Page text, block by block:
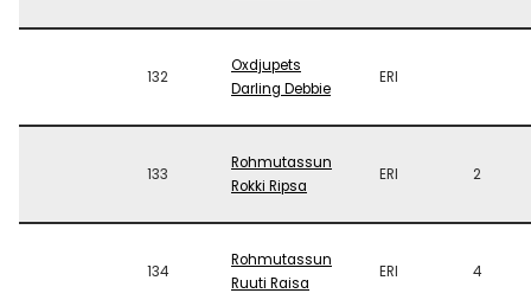
132
Oxdjupets
Darling Debbie
ERI
133
Rohmutassun
Rokki Ripsa
ERI 2
134
Rohmutassun
Ruuti Raisa
ERI 4